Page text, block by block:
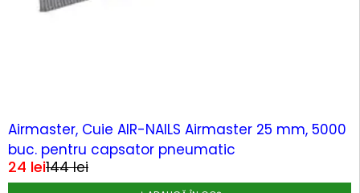
Airmaster, Cuie AIR-NAILS Airmaster 25 mm, 5000
buc. pentru capsator pneumatic
144lei
24 lei